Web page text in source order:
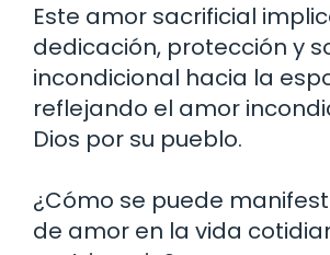
Este amor sacrificial
dedicación, protección y
incondicional hacia la
reflejando el amor
Dios por su pueblo.
¿Cómo se puede
de amor en la vida